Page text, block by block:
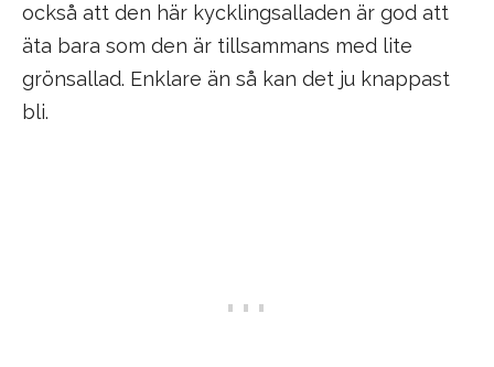
också att den här kycklingsalladen är god att
äta bara som den är tillsammans med lite
grönsallad. Enklare än så kan det ju knappast
bli.